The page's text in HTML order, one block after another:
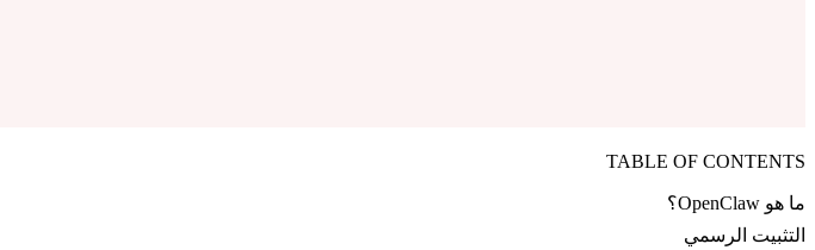
TABLE OF CONTENTS
ما هو OpenClaw؟
التثبيت الرسمي